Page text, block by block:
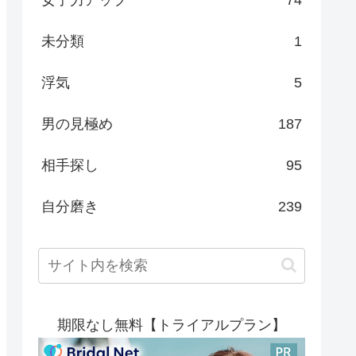
未分類 1
浮気 5
男の見極め 187
相手探し 95
自分磨き 239
期限なし無料【トライアルプラン】